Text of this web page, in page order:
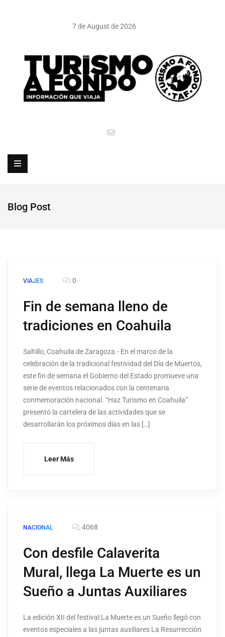
7 de August de 2026
Blog Post
VIAJES 0
Fin de semana lleno de
tradiciones en Coahuila
Saltillo, Coahuila de Zaragoza.- En el marco de la
celebración de la tradicional festividad del Día de Muertos,
este fin de semana el Gobierno del Estado promueve una
serie de eventos relacionados con la centenaria
conmemoración nacional. “Haz Turismo en Coahuila”
presentó la cartelera de las actividades que se
desarrollarán los próximos días en las […]
Leer Más
NACIONAL 4068
Con desfile Calaverita
Mural, llega La Muerte es un
Sueño a Juntas Auxiliares
La edición XII del festival La Muerte es un Sueño llegó con
eventos especiales a las juntas auxiliares La Resurrección